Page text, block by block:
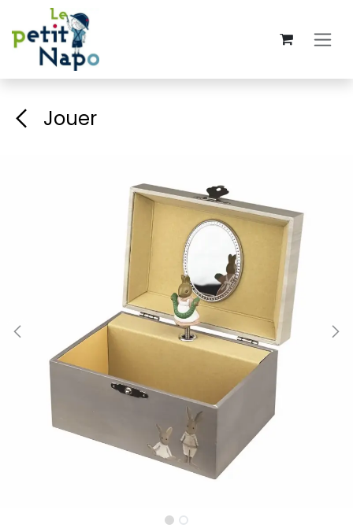
Se rendre au contenu
Jouer